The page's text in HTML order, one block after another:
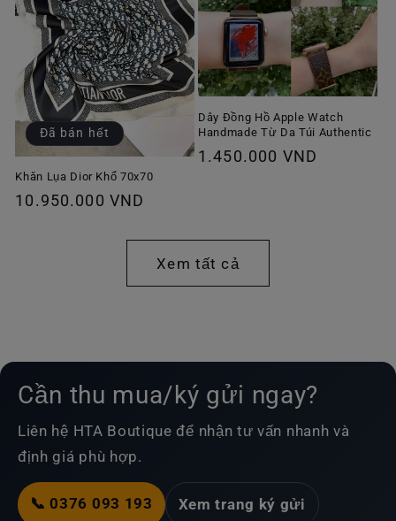
Đã bán hết
Khăn Lụa Dior Khổ 70x70
Giá
10.950.000 VND
Dây Đồng Hồ Apple Watch
Handmade Từ Da Túi Authentic
Giá
1.450.000 VND
Xem tất cả
Cần thu mua/ký gửi ngay?
Liên hệ HTA Boutique để nhận tư vấn nhanh và
định giá phù hợp.
📞 0376 093 193 Xem trang ký gửi